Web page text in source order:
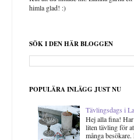
himla glad! :)
SÖK I DEN HÄR BLOGGEN
POPULÄRA INLÄGG JUST NU
Tävlingsdags i
Hej alla fina!
liten tävling för
många